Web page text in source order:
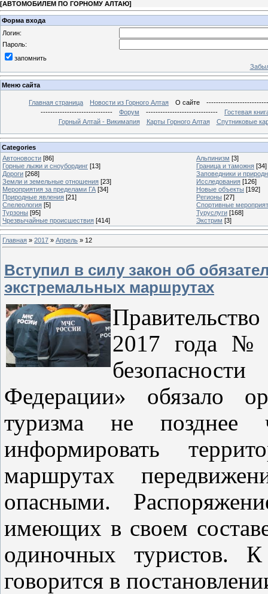
[АВТОМОБИЛЕМ ПО ГОРНОМУ АЛТАЮ]
Форма входа
Логин:
Пароль:
запомнить
Меню сайта
Главная страница Новости из Горного Алтая О сайте
------------------------------
Форум ------------------------------
Гостевая
Горный Алтай - Викимапия
Карты Горного Алтая Спутниковые
Categories
Автоновости [86] Альпинизм [3]
Горные лыжи и сноубординг [13] Граница и таможня [34]
Дороги [268]
Заповедники и
Земли и земельные отношения [23] Исследования [126]
Мероприятия за пределами ГА [34] Новые объекты [192]
Природные явления [21] Регионы [27]
Спелеология [5]
Спортивные
Турзоны [95] Туруслуги [168]
Чрезвычайные происшествия [414] Экстрим [3]
Главная » 2017 » Апрель » 12
Вступил в силу закон об
экстремальных маршрутах
2017 года №
Федерации» обязало
туризма не
информировать
маршрутах
опасными.
имеющих в своем
одиночных туристов.
говорится в